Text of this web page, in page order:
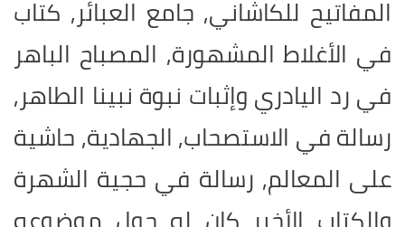
المفاتيح للكاشاني, جامع العبائر, كتاب
في الأغلاط المشهورة, المصباح الباهر
في رد اليادري وإثبات نبوة نبينا الطاهر,
رسالة في الاستصحاب, الجهادية, حاشية
على المعالم, رسالة في حجية الشهرة